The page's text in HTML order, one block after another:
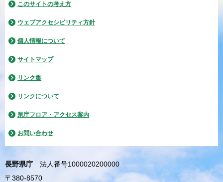
このサイトの考え方
ウェブアクセシビリティ方針
個人情報について
サイトマップ
リンク集
リンクについて
県庁フロア・アクセス案内
お問い合わせ
長野県庁
法人番号1000020200000
〒380-8570